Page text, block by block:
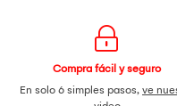
Compra fácil y seguro
En solo 6 simples pasos, ve